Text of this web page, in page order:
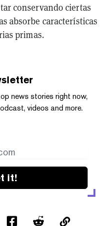
conservando ciertas
absorbe características
primas.
news stories right now,
videos and more.
it!